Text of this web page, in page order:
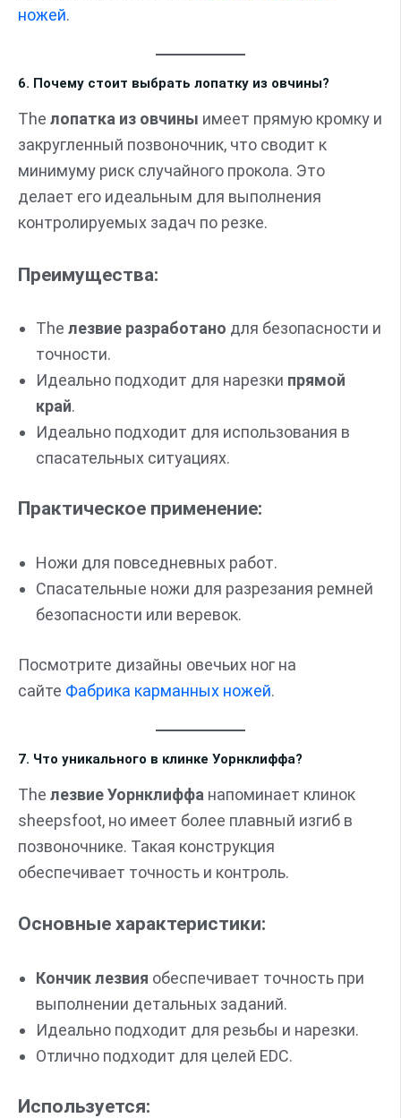
ножей.
6. Почему стоит выбрать лопатку из овчины?
The лопатка из овчины имеет прямую кромку и
закругленный позвоночник, что сводит к
минимуму риск случайного прокола. Это
делает его идеальным для выполнения
контролируемых задач по резке.
Преимущества:
The лезвие разработано для безопасности и
точности.
Идеально подходит для нарезки прямой
край.
Идеально подходит для использования в
спасательных ситуациях.
Практическое применение:
Ножи для повседневных работ.
Спасательные ножи для разрезания ремней
безопасности или веревок.
Посмотрите дизайны овечьих ног на
сайте Фабрика карманных ножей.
7. Что уникального в клинке Уорнклиффа?
The лезвие Уорнклиффа напоминает клинок
sheepsfoot, но имеет более плавный изгиб в
позвоночнике. Такая конструкция
обеспечивает точность и контроль.
Основные характеристики:
Кончик лезвия обеспечивает точность при
выполнении детальных заданий.
Идеально подходит для резьбы и нарезки.
Отлично подходит для целей EDC.
Используется: